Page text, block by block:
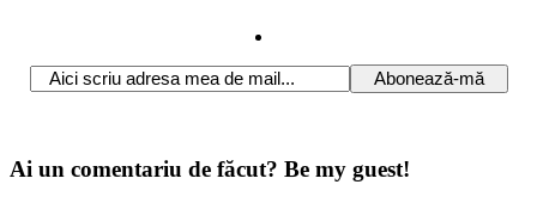
Ai un comentariu de făcut? Be my guest!